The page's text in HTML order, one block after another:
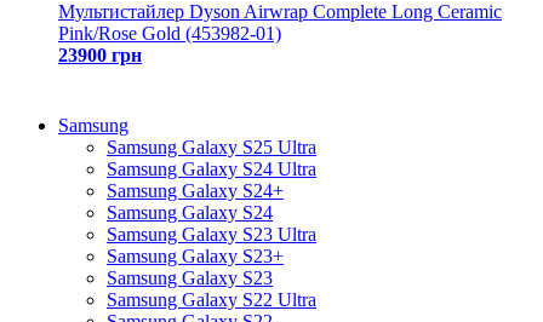
Мультистайлер Dyson Airwrap Complete Long Ceramic
Pink/Rose Gold (453982-01)
23900 грн
Samsung
Samsung Galaxy S25 Ultra
Samsung Galaxy S24 Ultra
Samsung Galaxy S24+
Samsung Galaxy S24
Samsung Galaxy S23 Ultra
Samsung Galaxy S23+
Samsung Galaxy S23
Samsung Galaxy S22 Ultra